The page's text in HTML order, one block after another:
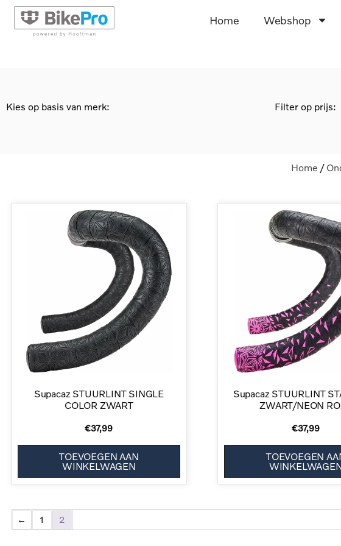
Home Webshop
Kies op basis van merk: Filter op prijs:
Home /
Supacaz STUURLINT SINGLE
COLOR ZWART
€37,99
TOEVOEGEN AAN
WINKELWAGEN
Supacaz STUURLINT
ZWART/NEON
€37,99
TOEVOEGEN
← 1 2